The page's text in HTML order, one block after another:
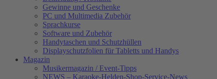
Gewinne und Geschenke
PC und Multimedia Zubehör
Sprachkurse
Software und Zubehör
Handytaschen und Schutzhüllen
Displayschutzfolien für Tabletts und Handys
Magazin
Musikermagazin / Event-Tipps
NEWS – Karaoke-Helden-Shop-Service-News